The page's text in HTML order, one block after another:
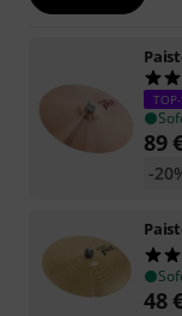
TOP-
89
-
48